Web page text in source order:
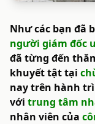
Như các bạn đã
người giám đốc
đã từng đến
khuyết tật tại
nay trên hành
với trung tâm
nhân viên của